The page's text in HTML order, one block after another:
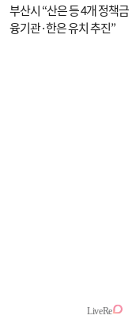
부산시 “산은 등 4개 정책금
융기관·한은 유치 추진”